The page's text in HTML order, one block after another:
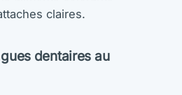
claires.
dentaires au